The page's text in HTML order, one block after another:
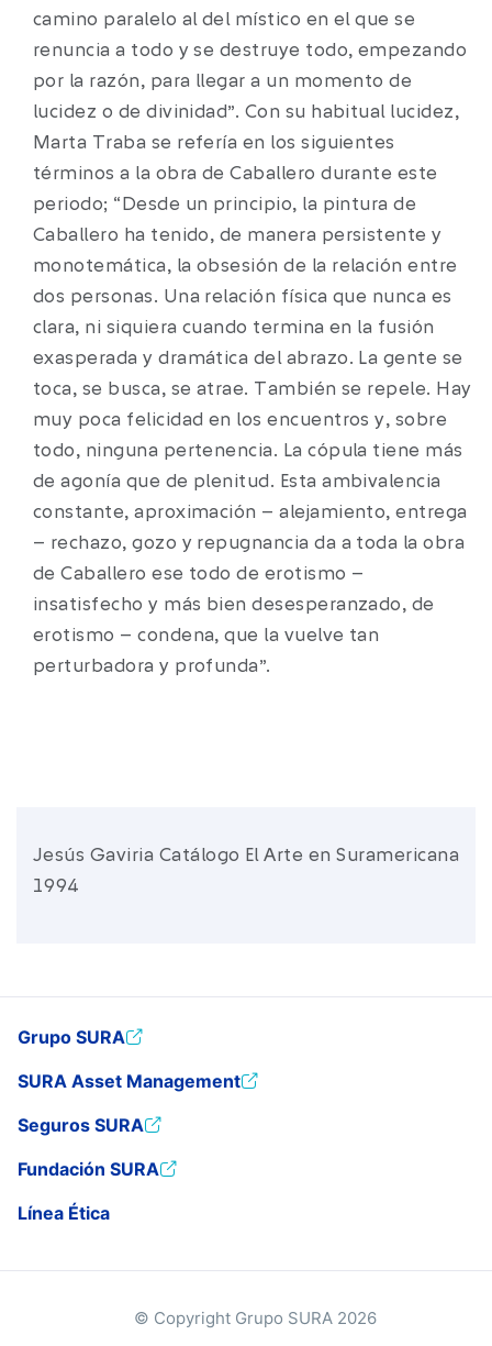
camino paralelo al del místico en el que se
renuncia a todo y se destruye todo, empezando
por la razón, para llegar a un momento de
lucidez o de divinidad”. Con su habitual lucidez,
Marta Traba se refería en los siguientes
términos a la obra de Caballero durante este
periodo; “Desde un principio, la pintura de
Caballero ha tenido, de manera persistente y
monotemática, la obsesión de la relación entre
dos personas. Una relación física que nunca es
clara, ni siquiera cuando termina en la fusión
exasperada y dramática del abrazo. La gente se
toca, se busca, se atrae. También se repele. Hay
muy poca felicidad en los encuentros y, sobre
todo, ninguna pertenencia. La cópula tiene más
de agonía que de plenitud. Esta ambivalencia
constante, aproximación – alejamiento, entrega
– rechazo, gozo y repugnancia da a toda la obra
de Caballero ese todo de erotismo –
insatisfecho y más bien desesperanzado, de
erotismo – condena, que la vuelve tan
perturbadora y profunda”.
Jesús Gaviria Catálogo El Arte en Suramericana
1994
Grupo SURA
SURA Asset Management
Seguros SURA
Fundación SURA
Línea Ética
© Copyright Grupo SURA 2026